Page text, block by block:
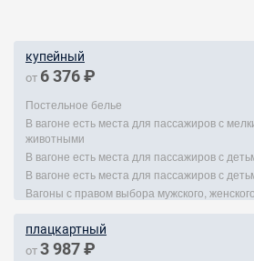
купейный
от 6 376 ₽
Постельное белье
В вагоне есть места для пассажиров с
животными
В вагоне есть места для пассажиров с
В вагоне есть места для пассажиров с
Вагоны с правом выбора мужского,
плацкартный
от 3 987 ₽